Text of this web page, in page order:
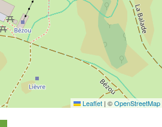
Leaflet | ©OpenStreetMap